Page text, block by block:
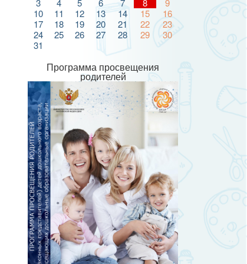
3 4 5 6 7 8
9
10
11 12 13 14 15
16
17
18 19 20 21 22
23
24
25 26 27 28 29
30
31
Программа просвещения
родителей